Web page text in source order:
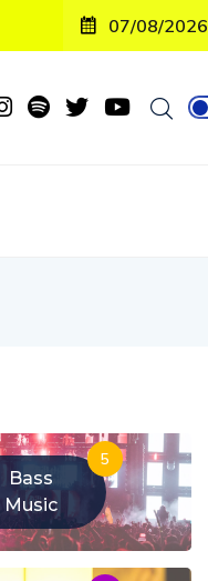
07/08/2026
Bass
Music
5